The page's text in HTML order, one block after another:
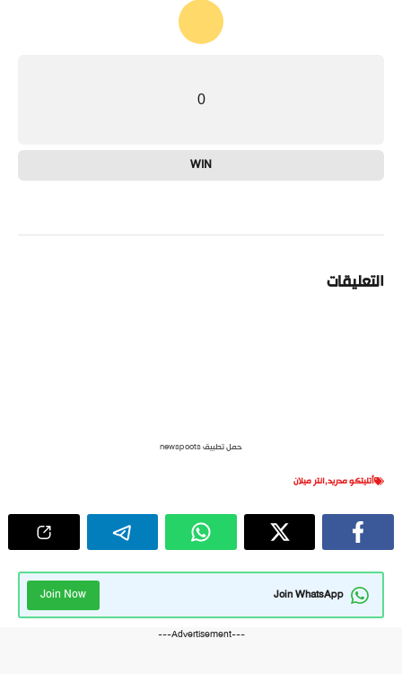
0
WIN
التعليقات
حمل تطبيق newspoots
أتليتكو مدريد,انتر ميلان
Join WhatsApp
Join Now
---Advertisement---